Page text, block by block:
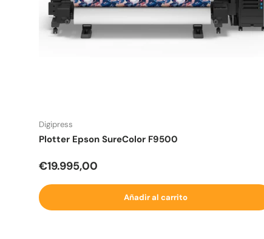
Digipress
Plotter Epson SureColor F9500
Precio normal
€19.995,00
Añadir al carrito